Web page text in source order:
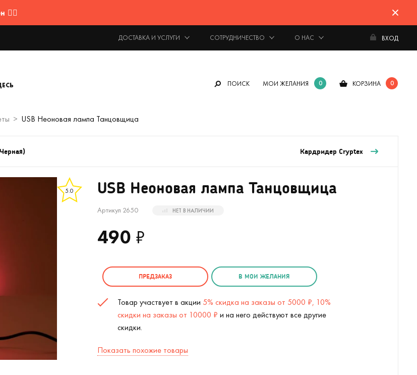
🤷‍♂️
ДОСТАВКА И УСЛУГИ СОТРУДНИЧЕСТВО О НАС ВХОД
ПОИСК МОИ ЖЕЛАНИЯ 0 КОРЗИНА 0
USB Неоновая лампа Танцовщица
Кардридер Cryptex
5.0 USB Неоновая лампа Танцовщица
Артикул 2650 НЕТ В НАЛИЧИИ
490 ₽
ПРЕДЗАКАЗ В МОИ ЖЕЛАНИЯ
Товар участвует в акции 5% скидка на заказы от 5000 ₽, 10%
скидки на заказы от 10000 ₽ и на него действуют все другие
скидки.
Показать похожие товары